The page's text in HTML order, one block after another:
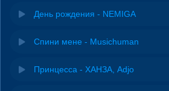
День рождения - NEMIGA
Спини мене - Musichuman
Принцесса - ХАНЗА, Adjo